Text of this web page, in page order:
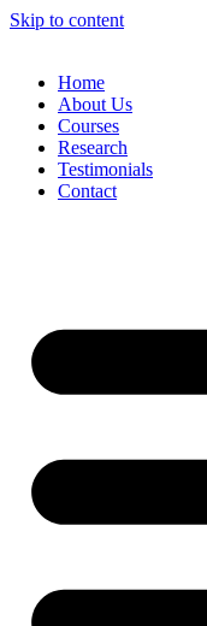
Skip to content
Home
About Us
Courses
Research
Testimonials
Contact